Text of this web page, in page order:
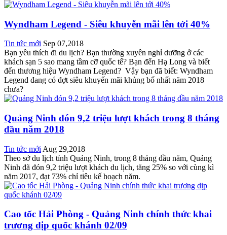
Wyndham Legend - Siêu khuyễn mãi lên tới 40%
Tin tức mới Sep 07,2018
Bạn yêu thích đi du lịch? Bạn thường xuyên nghỉ dưỡng ở các
khách sạn 5 sao mang tầm cỡ quốc tế? Bạn đến Hạ Long và biết
đến thương hiệu Wyndham Legend? Vậy bạn đã biết: Wyndham
Legend đang có đợt siêu khuyến mãi khủng bố nhất năm 2018
chưa?
Quảng Ninh đón 9,2 triệu lượt khách trong 8 tháng
đầu năm 2018
Tin tức mới Aug 29,2018
Theo sở du lịch tỉnh Quảng Ninh, trong 8 tháng đầu năm, Quảng
Ninh đã đón 9,2 triệu lượt khách du lịch, tăng 25% so với cùng kì
năm 2017, đạt 73% chỉ tiêu kế hoạch năm.
Cao tốc Hải Phòng - Quảng Ninh chính thức khai
trương dịp quốc khánh 02/09